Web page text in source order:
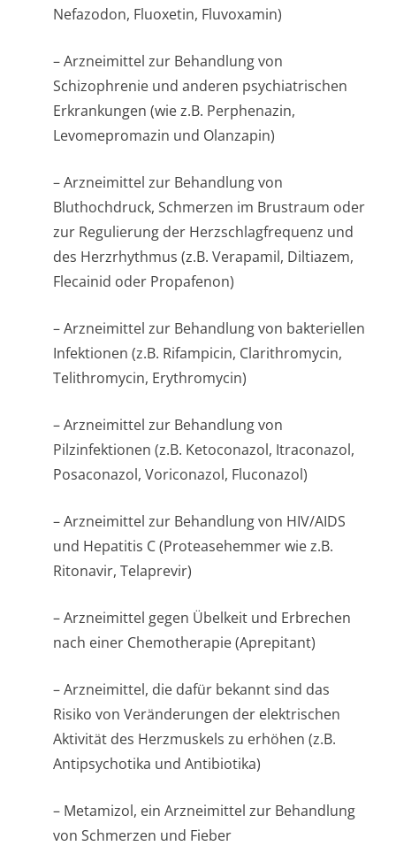
Nefazodon, Fluoxetin, Fluvoxamin)
– Arzneimittel zur Behandlung von
Schizophrenie und anderen psychiatrischen
Erkrankungen (wie z.B. Perphenazin,
Levomepromazin und Olanzapin)
– Arzneimittel zur Behandlung von
Bluthochdruck, Schmerzen im Brustraum oder
zur Regulierung der Herzschlagfrequenz und
des Herzrhythmus (z.B. Verapamil, Diltiazem,
Flecainid oder Propafenon)
– Arzneimittel zur Behandlung von bakteriellen
Infektionen (z.B. Rifampicin, Clarithromycin,
Telithromycin, Erythromycin)
– Arzneimittel zur Behandlung von
Pilzinfektionen (z.B. Ketoconazol, Itraconazol,
Posaconazol, Voriconazol, Fluconazol)
– Arzneimittel zur Behandlung von HIV/AIDS
und Hepatitis C (Proteasehemmer wie z.B.
Ritonavir, Telaprevir)
– Arzneimittel gegen Übelkeit und Erbrechen
nach einer Chemotherapie (Aprepitant)
– Arzneimittel, die dafür bekannt sind das
Risiko von Veränderungen der elektrischen
Aktivität des Herzmuskels zu erhöhen (z.B.
Antipsychotika und Antibiotika)
– Metamizol, ein Arzneimittel zur Behandlung
von Schmerzen und Fieber